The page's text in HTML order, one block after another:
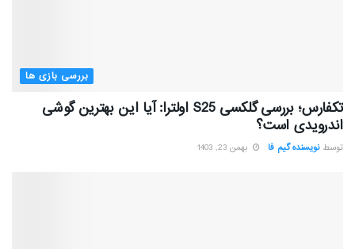
بررسی بازی ها
تکفارس؛ بررسی گلکسی S25 اولترا: آیا این بهترین گوشی
اندرویدی است؟
توسط نویسنده گیم فا بهمن 23, 1403